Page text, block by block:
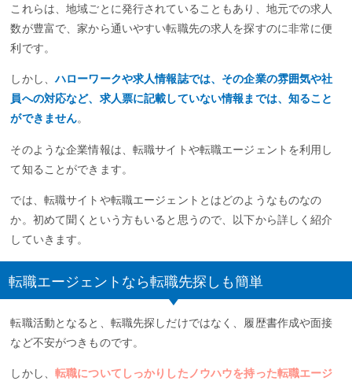
これらは、地域ごとに発行されていることもあり、地元での求人
数が豊富で、家から通いやすい転職先の求人を探すのに非常に便
利です。
しかし、ハローワークや求人情報誌では、その企業の雰囲気や社
員への対応など、求人票に記載していない情報までは、知ること
ができません。
そのような企業情報は、転職サイトや転職エージェントを利用し
て知ることができます。
では、転職サイトや転職エージェントとはどのようなものなの
か。初めて聞くという方もいると思うので、以下から詳しく紹介
していきます。
転職エージェントなら転職先探しも簡単
転職活動となると、転職先探しだけではなく、履歴書作成や面接
など不安がつきものです。
しかし、転職についてしっかりしたノウハウを持った転職エージ